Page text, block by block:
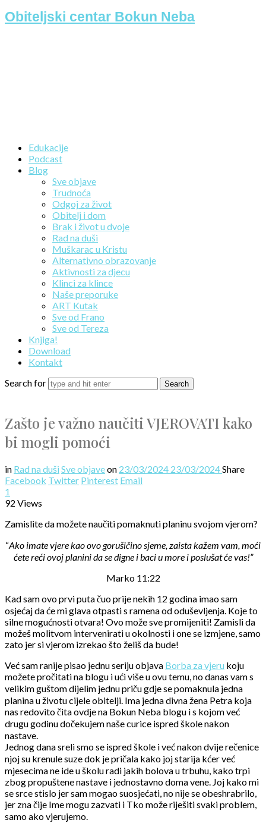
Obiteljski centar Bokun Neba
Edukacije
Podcast
Blog
Sve objave
Trudnoća
Odgoj za život
Obitelj i dom
Brak i život u dvoje
Rad na duši
Muškarac u Kristu
Alternativno obrazovanje
Aktivnosti za djecu
Klinci za klince
Naše preporuke
ART Kutak
Sve od Frano
Sve od Tereza
Knjiga!
Download
Kontakt
Search for
Zašto je važno naučiti VJEROVATI kako
bi mogli pomoći
in Rad na duši Sve objaveon 23/03/2024 23/03/2024Share
Facebook Twitter Pinterest Email
1
92 Views
Zamislite da možete naučiti pomaknuti planinu svojom vjerom?
“Ako imate vjere kao ovo gorušičino sjeme, zaista kažem vam, moći
ćete reći ovoj planini da se digne i baci u more i poslušat će vas!”
Marko 11:22
Kad sam ovo prvi puta čuo prije nekih 12 godina imao sam
osjećaj da će mi glava otpasti s ramena od oduševljenja. Koje to
silne mogućnosti otvara! Ovo može sve promijeniti! Zamisli da
možeš molitvom intervenirati u okolnosti i one se izmjene, samo
zato jer si vjerom izrekao što želiš da bude!
Već sam ranije pisao jednu seriju objava Borba za vjeru koju
možete pročitati na blogu i ući više u ovu temu, no danas vam s
velikim guštom dijelim jednu priču gdje se pomaknula jedna
planina u životu cijele obitelji. Ima jedna divna žena Petra koja
nas redovito čita ovdje na Bokun Neba blogu i s kojom već
drugu godinu dočekujem naše curice ispred škole nakon
nastave.
Jednog dana sreli smo se ispred škole i već nakon dvije rečenice
njoj su krenule suze dok je pričala kako joj starija kćer već
mjesecima ne ide u školu radi jakih bolova u trbuhu, kako trpi
zbog propuštene nastave i jednostavno doma vene. Joj kako mi
se srce stislo jer sam mogao suosjećati, no nije se obeshrabrilo,
jer zna čije Ime mogu zazvati i Tko može riješiti svaki problem,
samo ako vjerujemo.